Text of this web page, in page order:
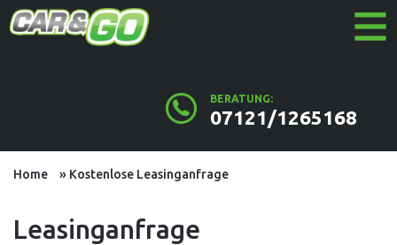
BERATUNG:
07121/1265168
BESTANDSFAHRZEUGE
AUTOLEASING OHNE SCHUFA
KOSTENLOSE LEASINGANFRAGE
SO FUNKTIONIERT'S
Home Kostenlose Leasinganfrage
Leasinganfrage